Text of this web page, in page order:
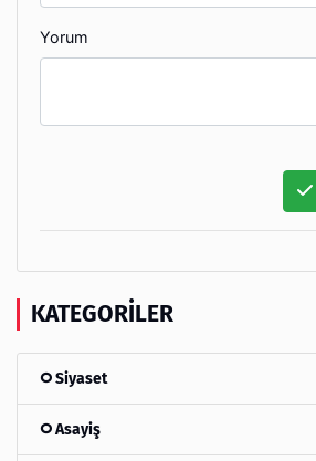
Yorum
KATEGORILER
Siyaset
Asayiş